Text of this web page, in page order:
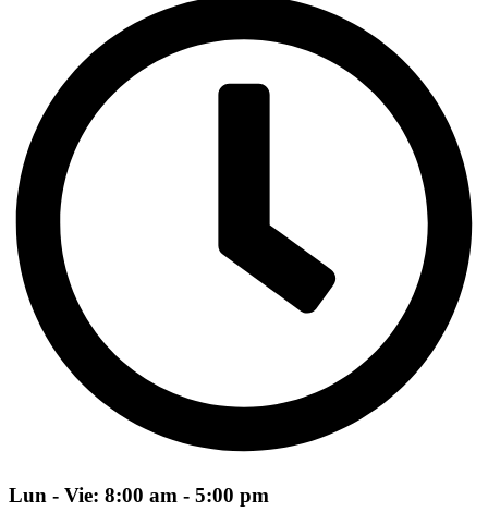
Lun - Vie: 8:00 am - 5:00 pm